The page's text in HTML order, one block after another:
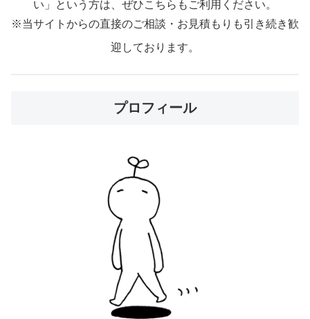
い」という方は、ぜひこちらもご利用ください。
※当サイトからの直接のご相談・お見積もりも引き続き歓
迎しております。
プロフィール